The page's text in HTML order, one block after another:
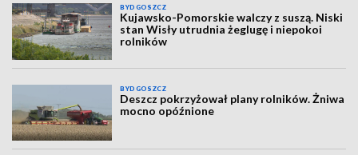
BYDGOSZCZ
Kujawsko-Pomorskie walczy z suszą. Niski
stan Wisły utrudnia żeglugę i niepokoi
rolników
BYDGOSZCZ
Deszcz pokrzyżował plany rolników. Żniwa
mocno opóźnione